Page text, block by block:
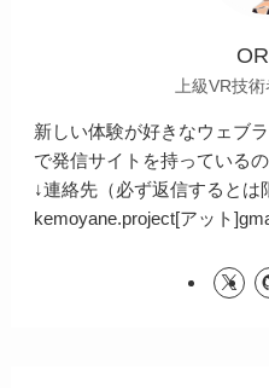
上級VR技
新しい体験が好きなウェブ
で発信サイトを持っているの
↓連絡先（必ず返信するとは
kemoyane.project[アット